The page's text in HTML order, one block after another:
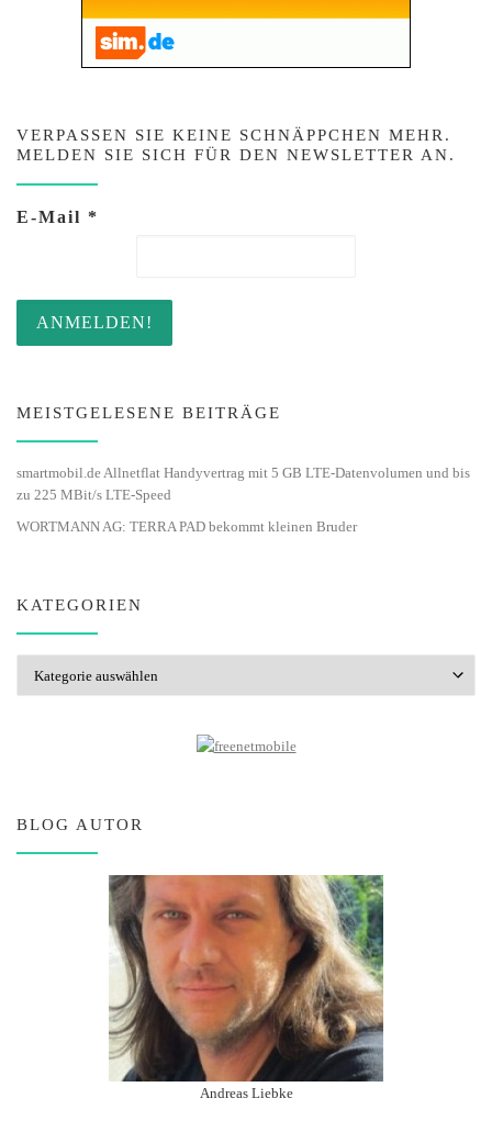
VERPASSEN SIE KEINE SCHNÄPPCHEN MEHR.
MELDEN SIE SICH FÜR DEN NEWSLETTER AN.
E-Mail *
MEISTGELESENE BEITRÄGE
smartmobil.de Allnetflat Handyvertrag mit 5 GB LTE-Datenvolumen und bis
zu 225 MBit/s LTE-Speed
WORTMANN AG: TERRA PAD bekommt kleinen Bruder
KATEGORIEN
BLOG AUTOR
Andreas Liebke